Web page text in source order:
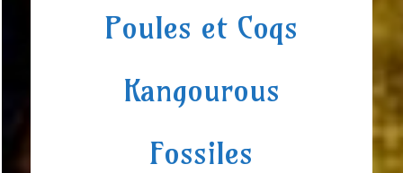
Poules et Coqs
Kangourous
Fossiles